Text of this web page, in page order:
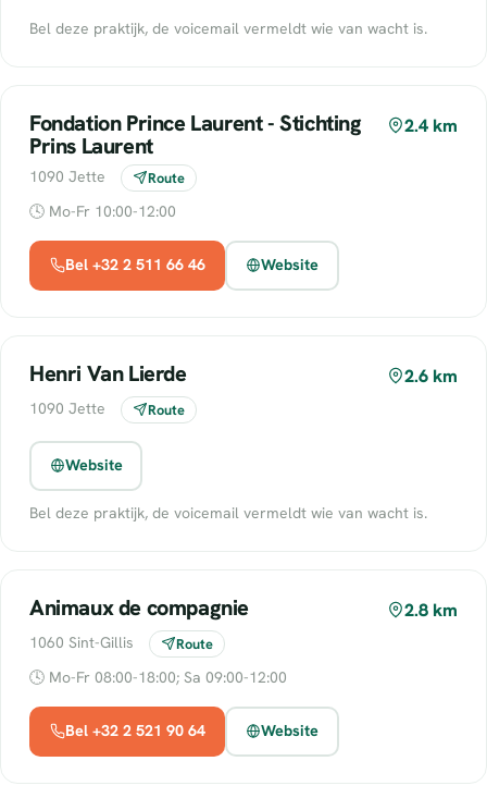
Bel deze praktijk, de voicemail vermeldt wie van wacht is.
Fondation Prince Laurent - Stichting
Prins Laurent
2.4 km
1090 Jette Route
🕓 Mo-Fr 10:00-12:00
Bel +32 2 511 66 46 Website
Henri Van Lierde 2.6 km
1090 Jette Route
Website
Bel deze praktijk, de voicemail vermeldt wie van wacht is.
Animaux de compagnie 2.8 km
1060 Sint-Gillis Route
🕓 Mo-Fr 08:00-18:00; Sa 09:00-12:00
Bel +32 2 521 90 64 Website